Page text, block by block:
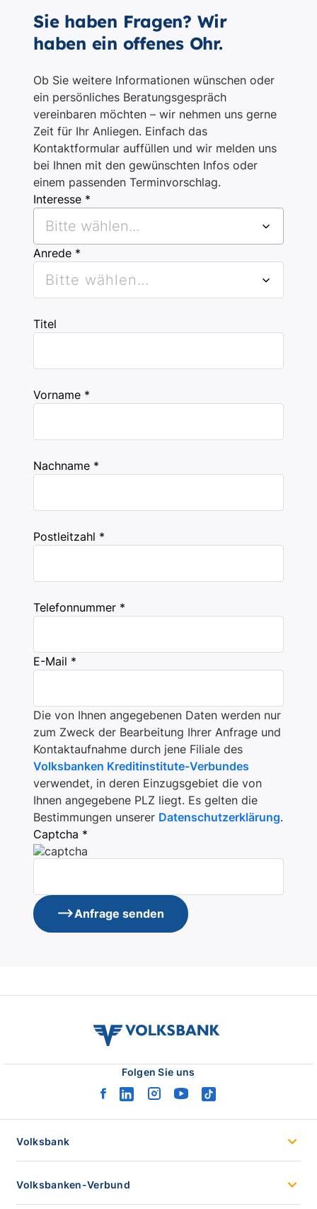
Sie haben Fragen? Wir
haben ein offenes Ohr.
Ob Sie weitere Informationen wünschen oder
ein persönliches Beratungsgespräch
vereinbaren möchten – wir nehmen uns gerne
Zeit für Ihr Anliegen. Einfach das
Kontaktformular auffüllen und wir melden uns
bei Ihnen mit den gewünschten Infos oder
einem passenden Terminvorschlag.
Interesse *
Bitte wählen...
Anrede *
Bitte wählen...
Titel
Vorname *
Nachname *
Postleitzahl *
Telefonnummer *
E-Mail *
Die von Ihnen angegebenen Daten werden nur
zum Zweck der Bearbeitung Ihrer Anfrage und
Kontaktaufnahme durch jene Filiale des
Volksbanken Kreditinstitute-Verbundes
verwendet, in deren Einzugsgebiet die von
Ihnen angegebene PLZ liegt. Es gelten die
Bestimmungen unserer Datenschutzerklärung.
Captcha *
Anfrage senden
volksbank
Folgen Sie uns
facebook
linkedininstagram
youtubetiktok
Volksbank
Volksbanken-Verbund